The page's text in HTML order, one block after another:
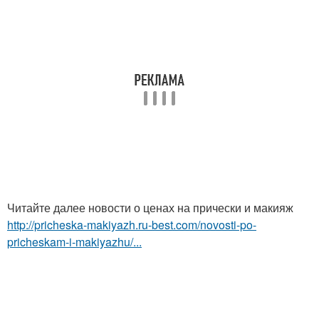
Читайте далее новости о ценах на прически и макияж
http://pricheska-makiyazh.ru-best.com/novosti-po-
pricheskam-i-makiyazhu/...